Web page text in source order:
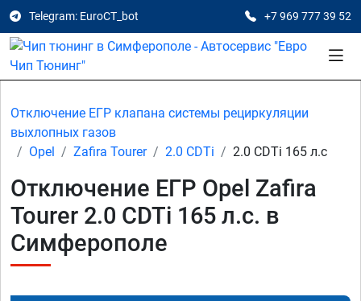
Telegram: EuroCT_bot +7 969 777 39 52
Отключение ЕГР клапана системы рециркуляции
выхлопных газов
Opel
Zafira Tourer 2.0 CDTi 2.0 CDTi 165 л.с
Отключение ЕГР Opel Zafira
Tourer 2.0 CDTi 165 л.с. в
Симферополе